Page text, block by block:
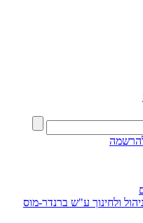
ולחינוך ע"ש ברנדר-מוס